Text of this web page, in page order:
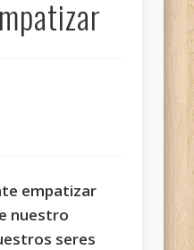
empatizar
nuestro
seres